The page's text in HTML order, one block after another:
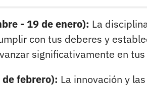
- 19 de enero): La
con tus deberes y
significativamente en
febrero): La innovación y